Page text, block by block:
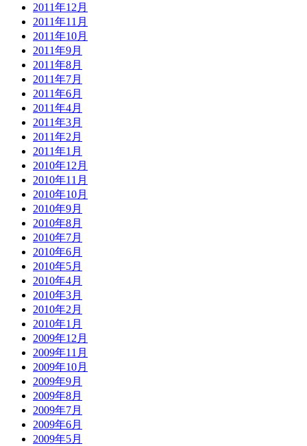
2011年12月
2011年11月
2011年10月
2011年9月
2011年8月
2011年7月
2011年6月
2011年4月
2011年3月
2011年2月
2011年1月
2010年12月
2010年11月
2010年10月
2010年9月
2010年8月
2010年7月
2010年6月
2010年5月
2010年4月
2010年3月
2010年2月
2010年1月
2009年12月
2009年11月
2009年10月
2009年9月
2009年8月
2009年7月
2009年6月
2009年5月